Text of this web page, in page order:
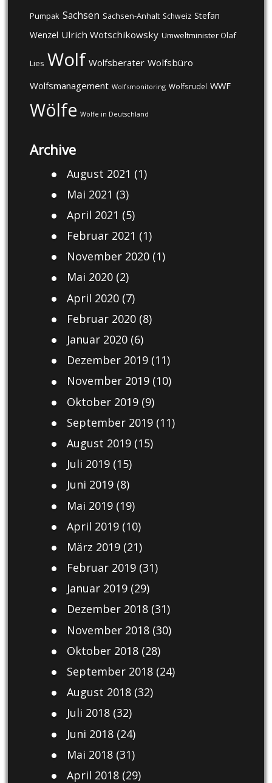
Pumpak Sachsen Sachsen-Anhalt Schweiz Stefan
Wenzel Ulrich Wotschikowsky Umweltminister Olaf
Lies Wolf Wolfsberater Wolfsbüro
Wolfsmanagement Wolfsmonitoring Wolfsrudel WWF
Wölfe Wölfe in Deutschland
Archive
August 2021 (1)
Mai 2021 (3)
April 2021 (5)
Februar 2021 (1)
November 2020(1)
Mai 2020(2)
April 2020(7)
Februar 2020(8)
Januar 2020(6)
Dezember 2019(11)
November 2019(10)
Oktober 2019(9)
September 2019(11)
August 2019(15)
Juli 2019(15)
Juni 2019(8)
Mai 2019(19)
April 2019(10)
März 2019(21)
Februar 2019(31)
Januar 2019(29)
Dezember 2018(31)
November 2018(30)
Oktober 2018(28)
September 2018(24)
August 2018(32)
Juli 2018(32)
Juni 2018(24)
Mai 2018(31)
April 2018(29)